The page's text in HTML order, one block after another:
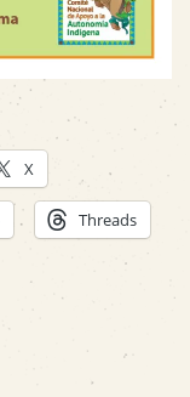
X
Threads